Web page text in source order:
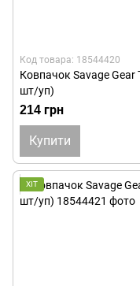
Код товара: 18544420
Ковпачок Savage Gear
шт/уп)
214 грн
Купити
ХІТ